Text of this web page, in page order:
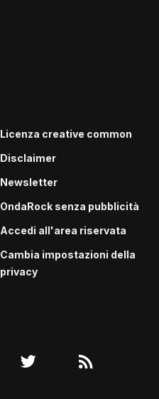
Licenza creative common
Disclaimer
Newsletter
OndaRock senza pubblicità
Accedi all'area riservata
Cambia impostazioni della
privacy